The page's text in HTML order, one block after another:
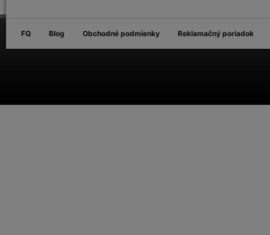
FQ Blog Obchodné podmienky Reklamačný poriadok